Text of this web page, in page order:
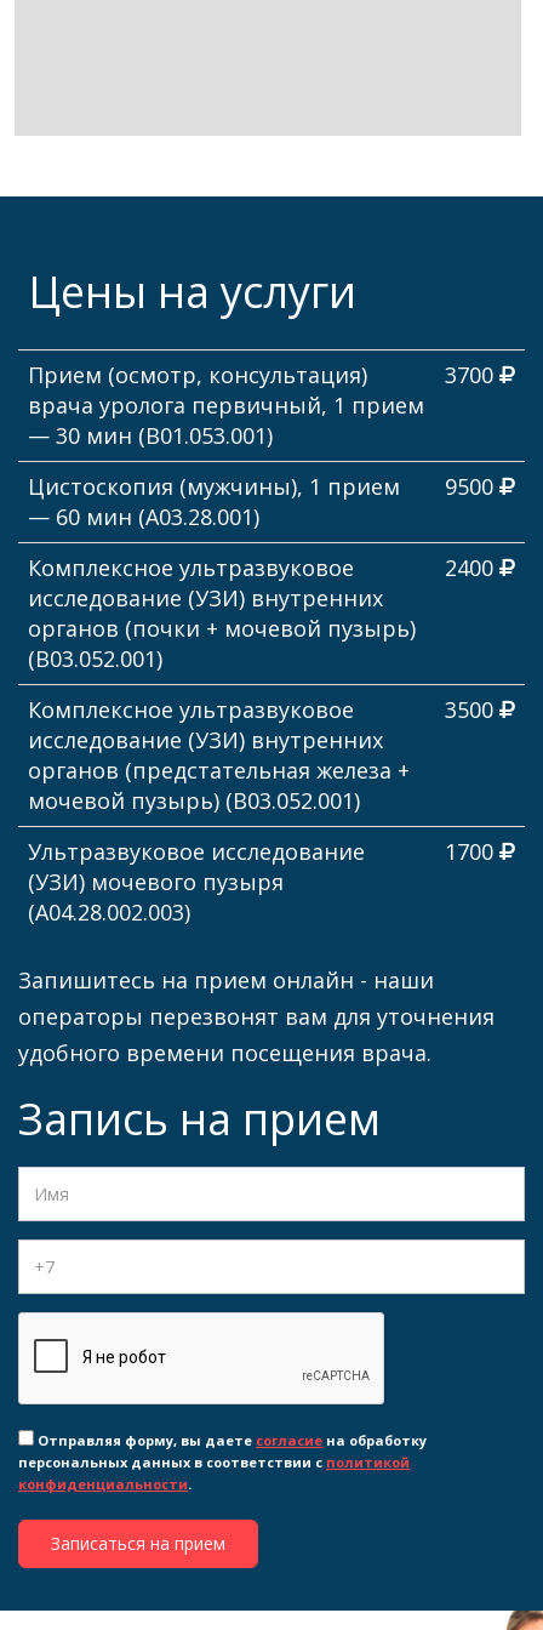
Цены на услуги
Прием (осмотр, консультация)
врача уролога первичный, 1 прием
— 30 мин (В01.053.001)
3700
Цистоскопия (мужчины), 1 прием
— 60 мин (А03.28.001)
9500
Комплексное ультразвуковое
исследование (УЗИ) внутренних
органов (почки + мочевой пузырь)
(В03.052.001)
2400
Комплексное ультразвуковое
исследование (УЗИ) внутренних
органов (предстательная железа +
мочевой пузырь) (В03.052.001)
3500
Ультразвуковое исследование
(УЗИ) мочевого пузыря
(А04.28.002.003)
1700
Запишитесь на прием онлайн - наши
операторы перезвонят вам для уточнения
удобного времени посещения врача.
Запись на прием
Отправляя форму, вы даете согласие на обработку
персональных данных в соответствии с политикой
конфиденциальности.
Записаться на прием